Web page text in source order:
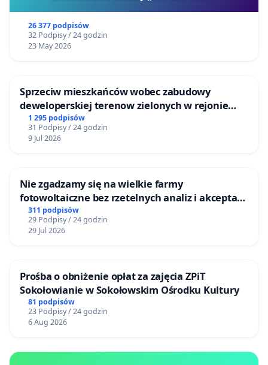
26 377 podpisów
32 Podpisy / 24 godzin
23 May 2026
Sprzeciw mieszkańców wobec zabudowy
deweloperskiej terenow zielonych w rejonie
Bulwarów Straceńskich w Bielsku-Białej
1 295 podpisów
31 Podpisy / 24 godzin
9 Jul 2026
Nie zgadzamy się na wielkie farmy
fotowoltaiczne bez rzetelnych analiz i akceptacji
mieszkańców
311 podpisów
29 Podpisy / 24 godzin
29 Jul 2026
Prośba o obniżenie opłat za zajęcia ZPiT
Sokołowianie w Sokołowskim Ośrodku Kultury
81 podpisów
23 Podpisy / 24 godzin
6 Aug 2026